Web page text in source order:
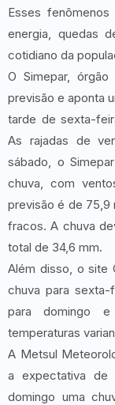
Esses
energia, quedas
cotidiano da
O Simepar,
previsão e aponta
tarde de sexta-
As rajadas de
sábado, o
chuva, com
previsão é de 75,9
fracos. A chuva
total de 34,6 mm.
Além disso, o site
chuva para
para domingo
temperaturas
A Metsul
a expectativa de
domingo uma